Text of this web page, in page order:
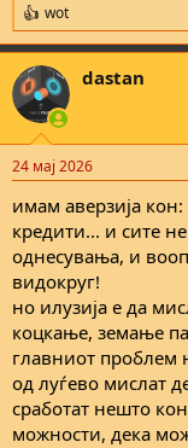
R
e
a
c
t
i
s
wot
dastan
24 мај 2026
имам аверзија
кредити... и сите
однесувања, и
видокруг!
но илузија е да
коцкање, земање
главниот проблем
од луѓево мислат
сработат нешто
можности, дека